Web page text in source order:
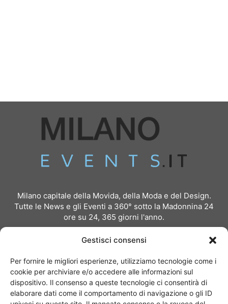
Gestisci consensi
Per fornire le migliori esperienze, utilizziamo tecnologie come i
cookie per archiviare e/o accedere alle informazioni sul
dispositivo. Il consenso a queste tecnologie ci consentirà di
elaborare dati come il comportamento di navigazione o gli ID
Milano capitale della Movida, della Moda e del Design.
Tutte le News e gli Eventi a 360° sotto la Madonnina 24
ore su 24, 365 giorni l'anno.
Per inviare comunicati stampa:redazione@milanoevents.it
Per richiedere pubblicità e partnership:
pubblicita@milanoevents.it
SEGUICI